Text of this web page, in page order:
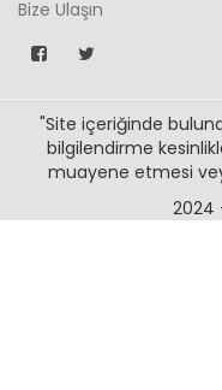
bilgilendirme
muayene etmesi